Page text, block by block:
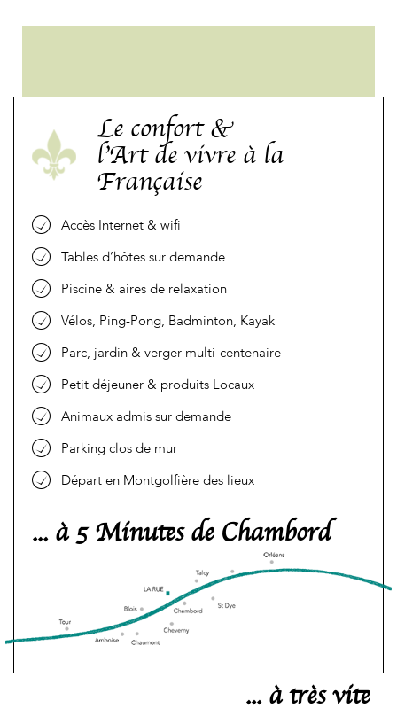
Le confort &
l’Art de vivre à la
Française
Accès Internet & wifi
Tables d’hôtes sur demande
Piscine & aires de relaxation
Vélos, Ping-Pong, Badminton, Kayak
Parc, jardin & verger multi-centenaire
Petit déjeuner & produits Locaux
Animaux admis sur demande
Parking clos de mur
Départ en Montgolfière des lieux
... à 5 Minutes de Chambord
... à très vite